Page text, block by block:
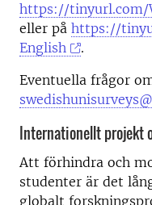
https://tinyurl.com/
eller på https://
English
.
Eventuella frågor
Internationellt projekt
Att förhindra och
studenter är det
globalt